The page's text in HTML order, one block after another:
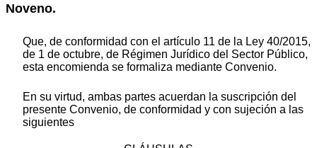
Noveno.
Que, de conformidad con el artículo 11 de la Ley 40/2015,
de 1 de octubre, de Régimen Jurídico del Sector Público,
esta encomienda se formaliza mediante Convenio.
En su virtud, ambas partes acuerdan la suscripción del
presente Convenio, de conformidad y con sujeción a las
siguientes